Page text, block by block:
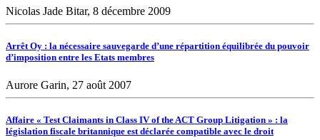
Nicolas Jade Bitar, 8 décembre 2009
Arrêt Oy : la nécessaire sauvegarde d’une répartition équilibrée du pouvoir
d’imposition entre les Etats membres
Aurore Garin, 27 août 2007
Affaire « Test Claimants in Class IV of the ACT Group Litigation » : la
législation fiscale britannique est déclarée compatible avec le droit